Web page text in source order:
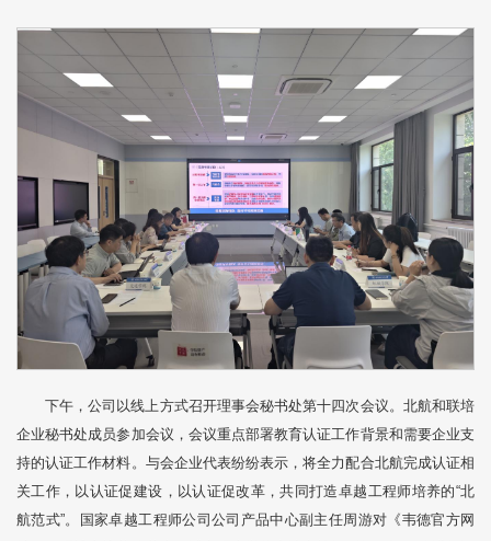
下午，公司以线上方式召开理事会秘书处第十四次会议。北航和联培
企业秘书处成员参加会议，会议重点部署教育认证工作背景和需要企业支
持的认证工作材料。与会企业代表纷纷表示，将全力配合北航完成认证相
关工作，以认证促建设，以认证促改革，共同打造卓越工程师培养的“北
航范式”。国家卓越工程师公司公司产品中心副主任周游对《韦德官方网